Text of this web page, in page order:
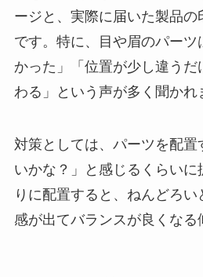
ージと、実際に届いた製品の
です。特に、目や眉のパーツ
かった」「位置が少し違う
わる」という声が多く聞かれ
対策としては、パーツを配置
いかな？」と感じるくらい
りに配置すると、ねんどろい
感が出てバランスが良くなる